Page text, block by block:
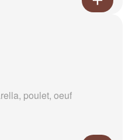
poulet, oeuf